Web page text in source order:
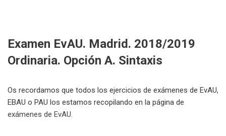
Examen EvAU. Madrid. 2018/2019
Ordinaria. Opción A. Sintaxis
Os recordamos que todos los ejercicios de exámenes de EvAU,
EBAU o PAU los estamos recopilando en la página de
exámenes de EvAU.